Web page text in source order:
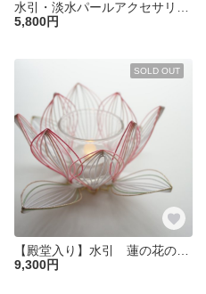
5,800円
SOLD OUT
9,300円